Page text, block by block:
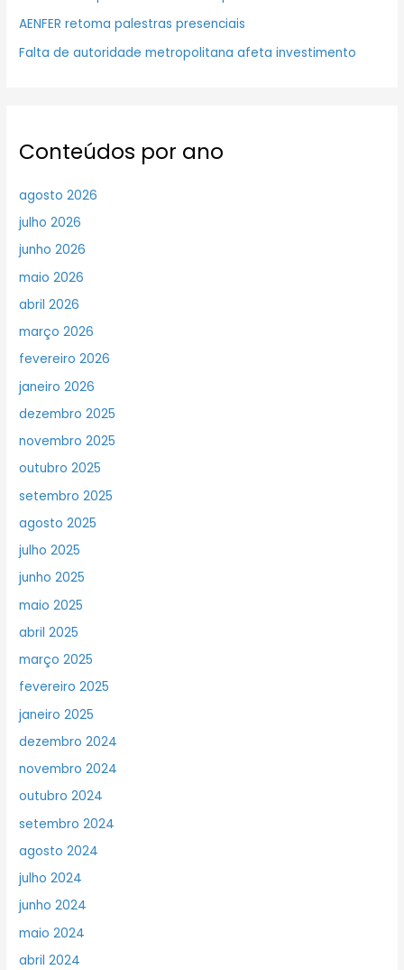
AENFER retoma palestras presenciais
Falta de autoridade metropolitana afeta investimento
Conteúdos por ano
agosto 2026
julho 2026
junho 2026
maio 2026
abril 2026
março 2026
fevereiro 2026
janeiro 2026
dezembro 2025
novembro 2025
outubro 2025
setembro 2025
agosto 2025
julho 2025
junho 2025
maio 2025
abril 2025
março 2025
fevereiro 2025
janeiro 2025
dezembro 2024
novembro 2024
outubro 2024
setembro 2024
agosto 2024
julho 2024
junho 2024
maio 2024
abril 2024